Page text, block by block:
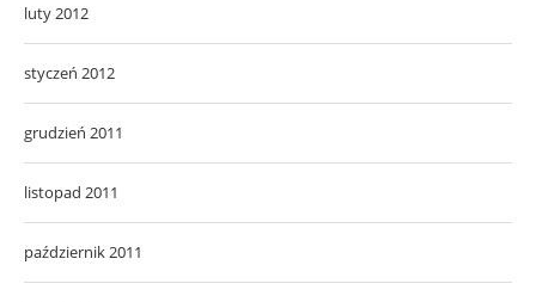
luty 2012
styczeń 2012
grudzień 2011
listopad 2011
październik 2011